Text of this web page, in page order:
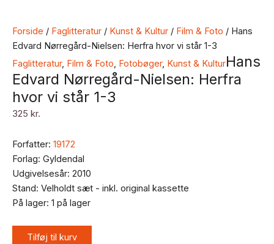
Forside / Faglitteratur / Kunst & Kultur / Film & Foto / Hans
Edvard Nørregård-Nielsen: Herfra hvor vi står 1-3
Faglitteratur, Film & Foto, Fotobøger, Kunst & KulturHans
Edvard Nørregård-Nielsen: Herfra
hvor vi står 1-3
325 kr.
Forfatter: 19172
Forlag: Gyldendal
Udgivelsesår: 2010
Stand: Velholdt sæt - inkl. original kassette
På lager: 1 på lager
Tilføj til kurv